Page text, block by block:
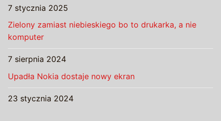
7 stycznia 2025
Zielony zamiast niebieskiego bo to drukarka, a nie
komputer
7 sierpnia 2024
Upadła Nokia dostaje nowy ekran
23 stycznia 2024